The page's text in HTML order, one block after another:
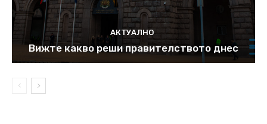
АКТУАЛНО
Вижте какво реши правителството днес